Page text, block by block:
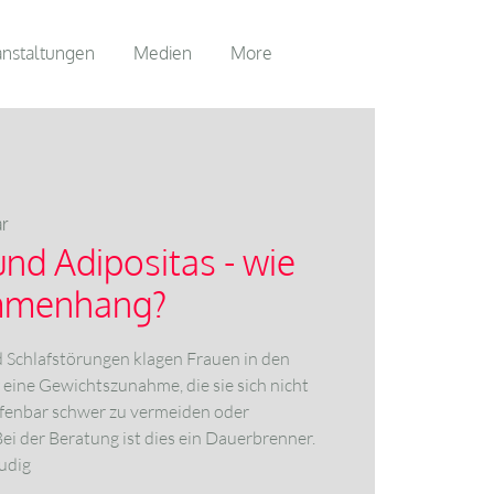
Medien More
Adipositas - wie
klagen Frauen in den
Gewichtszunahme, die sie sich nicht
schwer zu vermeiden oder
der Beratung ist dies ein Dauerbrenner.